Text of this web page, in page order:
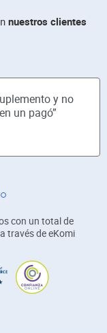
nuestros clientes
y no
un pagó”
con un total de
a través de eKomi